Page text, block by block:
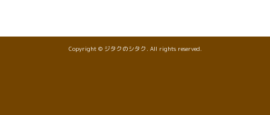
Copyright © ジタクのシタク. All rights reserved.